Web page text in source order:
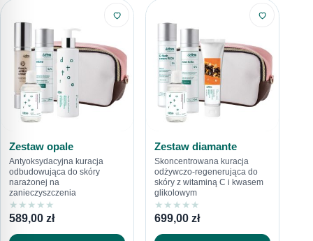
Zestaw opale
Antyoksydacyjna kuracja
odbudowująca do skóry
narażonej na
zanieczyszczenia
★ ★ ★ ★ ★
589,00 zł
Zestaw diamante
Skoncentrowana kuracja
odżywczo-regenerująca do
skóry z witaminą C i kwasem
glikolowym
★ ★ ★ ★ ★
699,00 zł